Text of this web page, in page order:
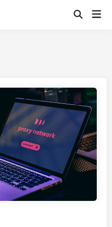
Open